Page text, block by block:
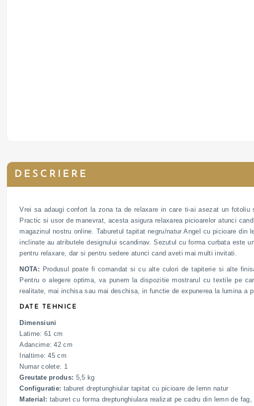
DESCRIERE
Vrei sa adaugi confort la zona ta de relaxare in care ti-ai asezat un
Practic si usor de manevrat, acesta asigura relaxarea picioarelor atunci
magazinul nostru online. Taburetul tapitat negru/natur Angel cu picioare
inclinate au atributele designului scandinav. Sezutul cu forma curbata este
pentru relaxare, dar si pentru sedere atunci cand aveti mai multi invitati.
NOTA: Produsul poate fi comandat si cu alte culori de tapiterie si alte
Pentru o alegere optima, va punem la dispozitie mostrarul cu textile pe
realitate, mai inchisa sau mai deschisa, in functie de expunerea la lumina a
DATE TEHNICE
Dimensiuni
Latime: 61 cm
Adancime: 42 cm
Inaltime: 45 cm
Numar colete: 1
Greutate produs: 5,5 kg
Configuratie: taburet dreptunghiular tapitat cu picioare de lemn natur
Material: taburet cu forma dreptunghiulara realizat pe cadru din lemn de